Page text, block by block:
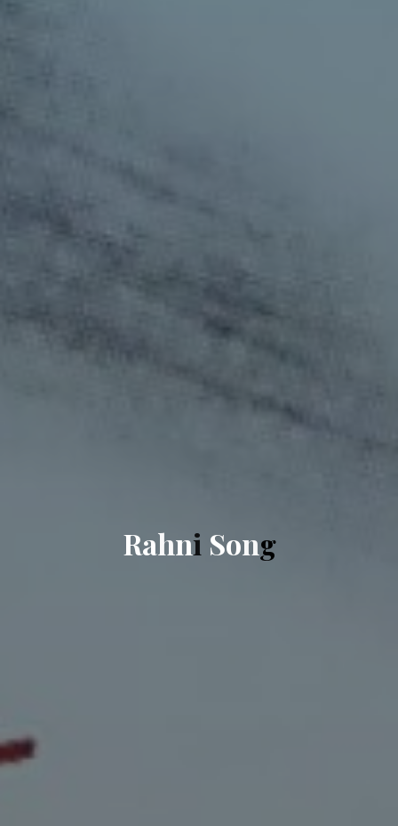
Rahni Song